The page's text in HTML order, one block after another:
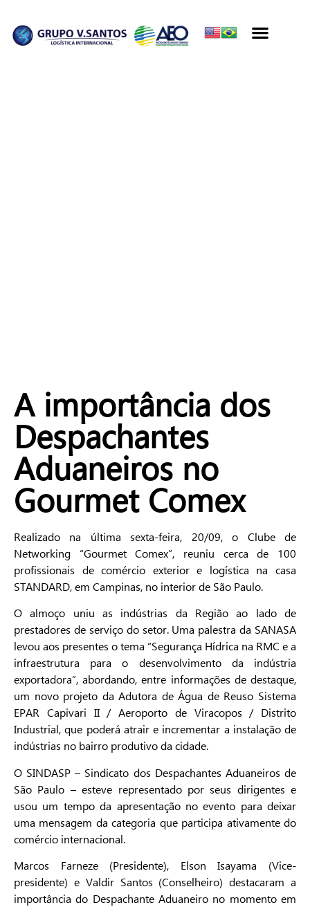
A importância dos
Despachantes
Aduaneiros no
Gourmet Comex
Realizado na última sexta-feira, 20/09, o Clube de
Networking “Gourmet Comex”, reuniu cerca de 100
profissionais de comércio exterior e logística na casa
STANDARD, em Campinas, no interior de São Paulo.
O almoço uniu as indústrias da Região ao lado de
prestadores de serviço do setor. Uma palestra da SANASA
levou aos presentes o tema “Segurança Hídrica na RMC e a
infraestrutura para o desenvolvimento da indústria
exportadora”, abordando, entre informações de destaque,
um novo projeto da Adutora de Água de Reuso Sistema
EPAR Capivari II / Aeroporto de Viracopos / Distrito
Industrial, que poderá atrair e incrementar a instalação de
indústrias no bairro produtivo da cidade.
O SINDASP – Sindicato dos Despachantes Aduaneiros de
São Paulo – esteve representado por seus dirigentes e
usou um tempo da apresentação no evento para deixar
uma mensagem da categoria que participa ativamente do
comércio internacional.
Marcos Farneze (Presidente), Elson Isayama (Vice-
presidente) e Valdir Santos (Conselheiro) destacaram a
importância do Despachante Aduaneiro no momento em